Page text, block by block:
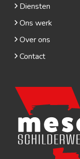
Diensten
Ons werk
Over ons
Contact